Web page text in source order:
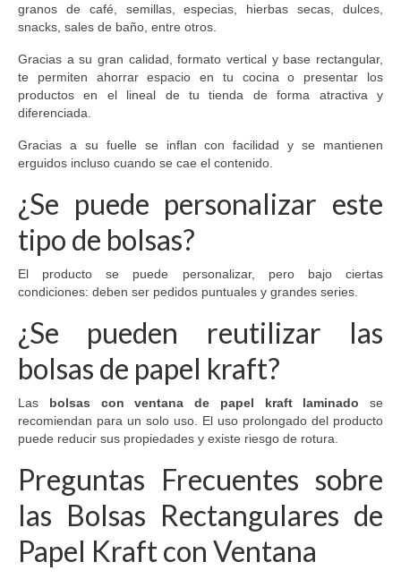
granos de café, semillas, especias, hierbas secas, dulces,
snacks, sales de baño, entre otros.
Gracias a su gran calidad, formato vertical y base rectangular,
te permiten ahorrar espacio en tu cocina o presentar los
productos en el lineal de tu tienda de forma atractiva y
diferenciada.
Gracias a su fuelle se inflan con facilidad y se mantienen
erguidos incluso cuando se cae el contenido.
¿Se puede personalizar este
tipo de bolsas?
El producto se puede personalizar, pero bajo ciertas
condiciones: deben ser pedidos puntuales y grandes series.
¿Se pueden reutilizar las
bolsas de papel kraft?
Las bolsas con ventana de papel kraft laminado se
recomiendan para un solo uso. El uso prolongado del producto
puede reducir sus propiedades y existe riesgo de rotura.
Preguntas Frecuentes sobre
las Bolsas Rectangulares de
Papel Kraft con Ventana